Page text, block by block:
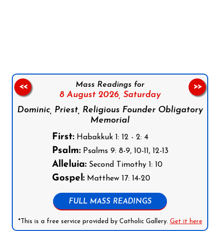
Mass Readings for
8 August 2026, Saturday
Dominic, Priest, Religious Founder Obligatory
Memorial
First:Habakkuk 1: 12 - 2: 4
Psalm:Psalms 9: 8-9, 10-11, 12-13
Alleluia:Second Timothy 1: 10
Gospel:Matthew 17: 14-20
FULL MASS READINGS
*This is a free service provided by Catholic Gallery. Get it here
<< >>